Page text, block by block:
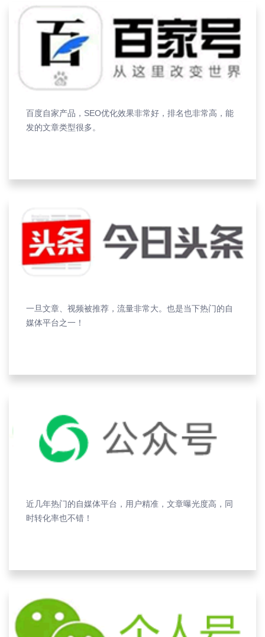
百度自家产品，SEO优化效果非常好，排名也非常高，能
发的文章类型很多。
一旦文章、视频被推荐，流量非常大。也是当下热门的自
媒体平台之一！
近几年热门的自媒体平台，用户精准，文章曝光度高，同
时转化率也不错！